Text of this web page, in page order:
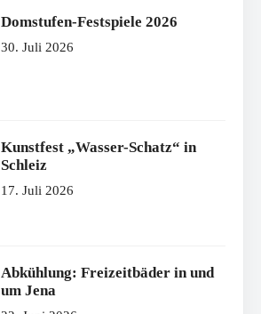
Domstufen-Festspiele 2026
30. Juli 2026
Kunstfest „Wasser-Schatz“ in
Schleiz
17. Juli 2026
Abkühlung: Freizeitbäder in und
um Jena